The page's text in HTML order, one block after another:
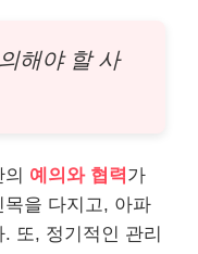
해야 할 사
예의와 협력 가
을 다지고, 아파
또, 정기적인 관리